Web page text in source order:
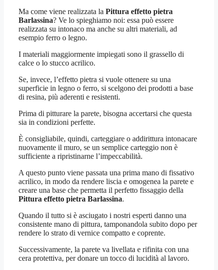
Ma come viene realizzata la Pittura effetto pietra
Barlassina? Ve lo spieghiamo noi: essa può essere
realizzata su intonaco ma anche su altri materiali, ad
esempio ferro o legno.
I materiali maggiormente impiegati sono il grassello di
calce o lo stucco acrilico.
Se, invece, l’effetto pietra si vuole ottenere su una
superficie in legno o ferro, si scelgono dei prodotti a base
di resina, più aderenti e resistenti.
Prima di pitturare la parete, bisogna accertarsi che questa
sia in condizioni perfette.
È consigliabile, quindi, carteggiare o addirittura intonacare
nuovamente il muro, se un semplice carteggio non è
sufficiente a ripristinarne l’impeccabilità.
A questo punto viene passata una prima mano di fissativo
acrilico, in modo da rendere liscia e omogenea la parete e
creare una base che permetta il perfetto fissaggio della
Pittura effetto pietra Barlassina.
Quando il tutto si è asciugato i nostri esperti danno una
consistente mano di pittura, tamponandola subito dopo per
rendere lo strato di vernice compatto e coprente.
Successivamente, la parete va livellata e rifinita con una
cera protettiva, per donare un tocco di lucidità al lavoro.